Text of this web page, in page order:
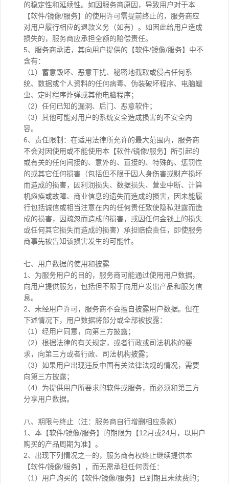
的稳定性和延续性。如因服务商原因，导致用户对于本
【软件/镜像/服务】的使用许可需提前终止的，服务商应
对用户履行相应的退款义务（如有）。如因此给用户造成
损失的，服务商应承担全额的赔偿责任。
5、服务商承诺，其向用户提供的【软件/镜像/服务】中不
含有：
（1）蓄意毁坏、恶意干扰、秘密地截取或侵占任何系
统、数据或个人资料的任何病毒、伪装破坏程序、电脑蠕
虫、定时程序炸弹或其他电脑程序；
（2）任何已知的漏洞、后门、恶意软件；
（3）其他可能对用户的系统安全造成损害的不安全内
容。
6、责任限制：在适用法律所允许的最大范围内，服务商
不会对因使用或不能使用本【软件/镜像/服务】所引起的
或有关的任何间接的、意外的、直接的、特殊的、惩罚性
的或其它任何损害（包括但不限于因人身伤害或财产损坏
而造成的损害，因利润损失、数据损失、营业中断、计算
机瘫痪或故障、商业信息的遗失而造成的损害，因未能履
行包括诚信或相当注意在内的任何责任致使隐私泄露而造
成的损害，因疏忽而造成的损害，或因任何金钱上的损失
或任何其它损失而造成的损害）承担赔偿责任，即使服务
商事先被告知该损害发生的可能性。
七、用户数据的使用和披露
1、为服务用户的目的，服务商可能通过使用用户数据，
向用户提供服务，包括但不限于向用户发出产品和服务信
息。
2、未经用户许可，服务商不会擅自披露用户数据。但在
下述情况下，用户数据将部分或全部被披露：
（1）经用户同意，向第三方披露；
（2）根据法律的有关规定，或者行政或司法机构的要
求，向第三方或者行政、司法机构披露；
（3）如果用户出现违反中国有关法律法规的情况，需要
向第三方披露；
（4）为提供用户所要求的软件或服务，而必须和第三方
分享用户数据。
八、期限与终止（注：服务商自行增删相应条款）
1、本【软件/镜像/服务】的期限为【12月或24月，以用户
购买的产品周期为准】。
2、出现下列情况之一的，服务商有权终止继续提供本
【软件/镜像/服务】，而无需承担任何责任：
（1）用户购买的【软件/镜像/服务】已到期且未续费的；